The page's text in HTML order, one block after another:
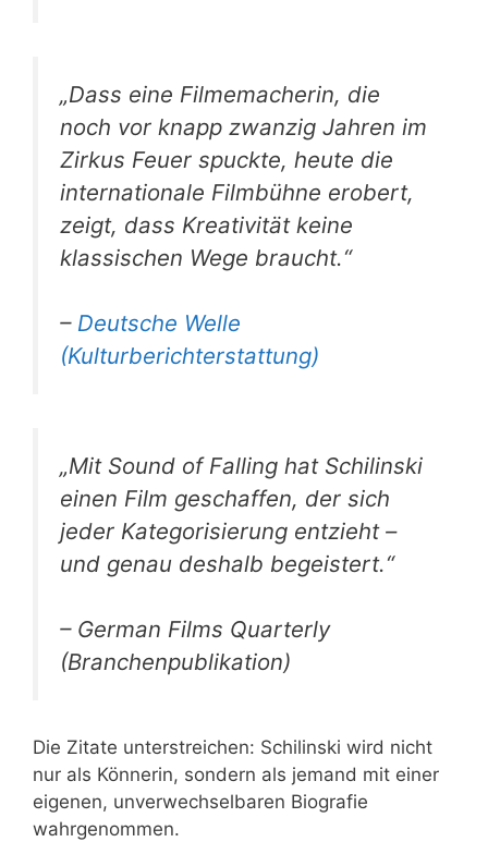
„Dass eine Filmemacherin, die
noch vor knapp zwanzig Jahren im
Zirkus Feuer spuckte, heute die
internationale Filmbühne erobert,
zeigt, dass Kreativität keine
klassischen Wege braucht.“
– Deutsche Welle
(Kulturberichterstattung)
„Mit Sound of Falling hat Schilinski
einen Film geschaffen, der sich
jeder Kategorisierung entzieht –
und genau deshalb begeistert.“
– German Films Quarterly
(Branchenpublikation)
Die Zitate unterstreichen: Schilinski wird nicht
nur als Könnerin, sondern als jemand mit einer
eigenen, unverwechselbaren Biografie
wahrgenommen.